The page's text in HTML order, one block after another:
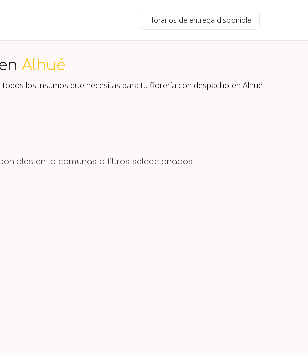
Horarios de entrega disponible
Alhué
los insumos que necesitas para tu florería con despacho en Alhué
en la comunas o filtros seleccionados